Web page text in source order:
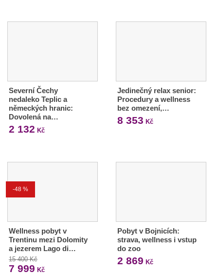
Severní Čechy
nedaleko Teplic a
německých hranic:
Dovolená na…
2 132 Kč
Jedinečný relax senior:
Procedury a wellness
bez omezení,…
8 353 Kč
-48 %
Wellness pobyt v
Trentinu mezi Dolomity
a jezerem Lago di…
15 400 Kč
7 999 Kč
Pobyt v Bojnicích:
strava, wellness i vstup
do zoo
2 869 Kč